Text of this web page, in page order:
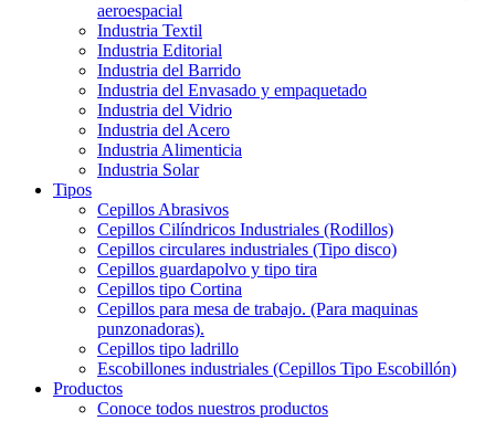
aeroespacial
Industria Textil
Industria Editorial
Industria del Barrido
Industria del Envasado y empaquetado
Industria del Vidrio
Industria del Acero
Industria Alimenticia
Industria Solar
Tipos
Cepillos Abrasivos
Cepillos Cilíndricos Industriales (Rodillos)
Cepillos circulares industriales (Tipo disco)
Cepillos guardapolvo y tipo tira
Cepillos tipo Cortina
Cepillos para mesa de trabajo. (Para maquinas
punzonadoras).
Cepillos tipo ladrillo
Escobillones industriales (Cepillos Tipo Escobillón)
Productos
Conoce todos nuestros productos